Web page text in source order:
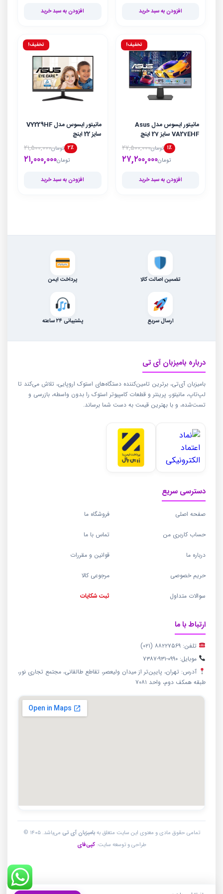
افزودن به سبد خرید افزودن به سبد خرید
تخفیف!
مانیتور ایسوس مدل Asus
VA27EHF سایز 27 اینچ
۱٪ تومان۲۷,۵۰۰,۰۰۰
قیمت اصلی تومان۲۷,۵۰۰,۰۰۰ بود. تومان۲۷,۲۰۰,۰۰۰قیمت فعلی تومان۲۷,۲۰۰,۰۰۰ است.
افزودن به سبد خرید
تخفیف!
مانیتور ایسوس مدل VY229HF
سایز 22 اینچ
۲٪ تومان۲۱,۵۰۰,۰۰۰
قیمت اصلی تومان۲۱,۰۰۰,۰۰۰قیمت فعلی
افزودن به سبد خرید
تضمین اصالت کالا پرداخت ایمن
ارسال سریع پشتیبانی ۲۴ ساعته
درباره بامیزبان آی تی
بامیزبان آی‌تی، برترین تامین‌کننده دستگاه‌های استوک اروپایی، تلاش می‌کند تا
لپ‌تاپ، مانیتور، پرینتر و قطعات کامپیوتر استوک را بدون واسطه، بازرسی و
تست‌شده، و با بهترین قیمت به دست شما برساند.
دسترسی سریع
صفحه اصلی فروشگاه ما
حساب کاربری من تماس با ما
درباره ما قوانین و مقررات
حریم خصوصی مرجوعی کالا
سوالات متداول ثبت شکایات
ارتباط با ما
تلفن: ۸۸۲۲۷۵۶۹ (۰۲۱)
موبایل: ۰۹۹۰-۹۳۱-۷۳۸۷
آدرس: تهران، پایین‌تر از میدان ولیعصر، تقاطع طالقانی، مجتمع تجاری نور،
طبقه همکف دوم، واحد ۷۰۸۱
تمامی حقوق مادی و معنوی این سایت متعلق بهبامیزبان آی تی می‌باشد. ۱۴۰۵ ©
طراحی و توسعه سایت:کپی‌فای